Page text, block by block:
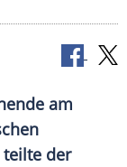
am
teilte der